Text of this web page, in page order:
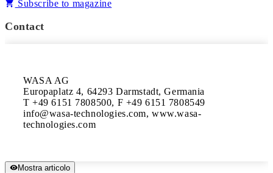
Subscribe to magazine
Contact
WASA AG
Europaplatz 4, 64293 Darmstadt, Germania
T +49 6151 7808500, F +49 6151 7808549
info@wasa-technologies.com, www.wasa-
technologies.com
Mostra articolo